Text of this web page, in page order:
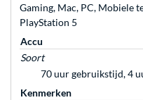
Gaming, Mac, PC, Mobiele
PlayStation 5
Accu
Soort
70 uur gebruikstijd, 4
Kenmerken